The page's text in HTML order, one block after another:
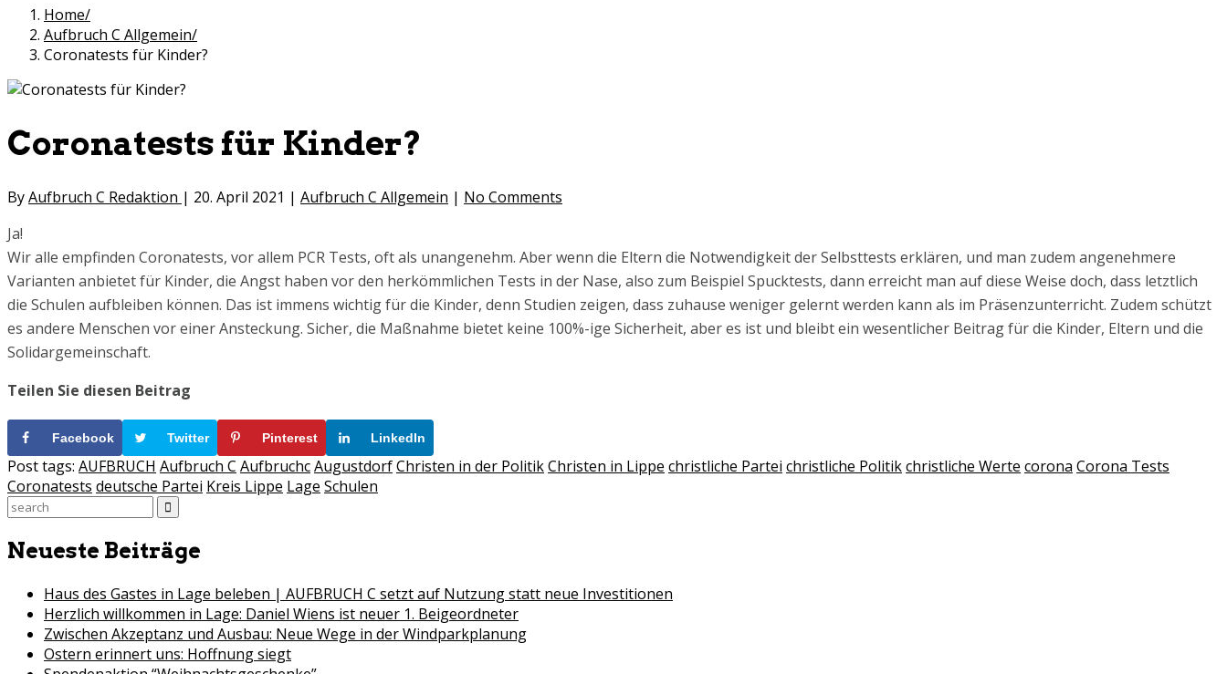
Home
Aufbruch C Allgemein
Coronatests für Kinder?
Coronatests für Kinder?
ByAufbruch C Redaktion | 20. April 2021 | Aufbruch C Allgemein | No Comments
Ja!
Wir alle empfinden Coronatests, vor allem PCR Tests, oft als unangenehm. Aber wenn die Eltern die Notwendigkeit der Selbsttests erklären, und man zudem angenehmere
Varianten anbietet für Kinder, die Angst haben vor den herkömmlichen Tests in der Nase, also zum Beispiel Spucktests, dann erreicht man auf diese Weise doch, dass letztlich
die Schulen aufbleiben können. Das ist immens wichtig für die Kinder, denn Studien zeigen, dass zuhause weniger gelernt werden kann als im Präsenzunterricht. Zudem schützt
es andere Menschen vor einer Ansteckung. Sicher, die Maßnahme bietet keine 100%-ige Sicherheit, aber es ist und bleibt ein wesentlicher Beitrag für die Kinder, Eltern und die
Solidargemeinschaft.
Teilen Sie diesen Beitrag
Facebook Twitter Pinterest LinkedIn
Post tags: AUFBRUCH Aufbruch C AufbruchcAugustdorfChristen in der PolitikChristen in Lippe christliche Partei christliche Politikchristliche Werte corona Corona Tests
Coronatests deutsche Partei Kreis Lippe Lage Schulen
Search
Neueste Beiträge
Haus des Gastes in Lage beleben | AUFBRUCH C setzt auf Nutzung statt neue Investitionen
Herzlich willkommen in Lage: Daniel Wiens ist neuer 1. Beigeordneter
Zwischen Akzeptanz und Ausbau: Neue Wege in der Windparkplanung
Ostern erinnert uns: Hoffnung siegt